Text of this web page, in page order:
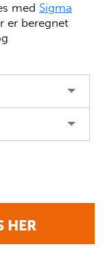
med Sigma
er beregnet
HER